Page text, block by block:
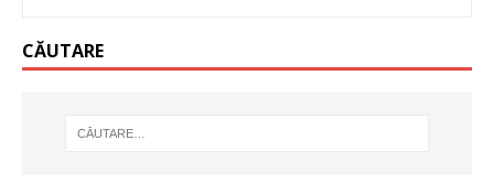
CĂUTARE